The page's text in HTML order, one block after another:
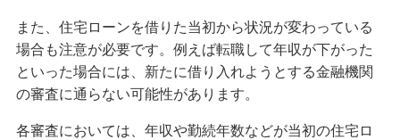
また、住宅ローンを借りた当初から状況が変わっている
場合も注意が必要です。例えば転職して年収が下がった
といった場合には、新たに借り入れようとする金融機関
の審査に通らない可能性があります。
各審査においては、年収や勤続年数などが当初の住宅ロ